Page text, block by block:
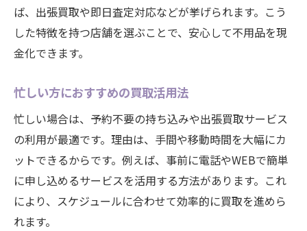
納得できる買取のためのポイントを徹底解説
買取価格に納得するための交渉術
査定の透明性で安心して買取を利用
信頼できる買取業者の見極め方
納得感を得るための買取体験談の活用
買取に関する疑問は事前に解決しよう
ブランド品や家電も買取でお得に整理する方法
ブランド品買取で損をしないための秘訣
ば、出張買取や即日査定対応などが挙げられます。こう
した特徴を持つ店舗を選ぶことで、安心して不用品を現
金化できます。
忙しい方におすすめの買取活用法
忙しい場合は、予約不要の持ち込みや出張買取サービス
の利用が最適です。理由は、手間や移動時間を大幅にカ
ットできるからです。例えば、事前に電話やWEBで簡単
に申し込めるサービスを活用する方法があります。これ
により、スケジュールに合わせて効率的に買取を進めら
れます。